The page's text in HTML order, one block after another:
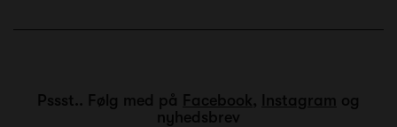
Pssst.. Følg med på Facebook, Instagram og
nyhedsbrev